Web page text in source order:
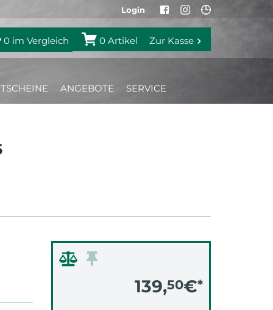
Login
0 im Vergleich 0 Artikel Zur Kasse
ANGEBOTE SERVICE
139,50€*